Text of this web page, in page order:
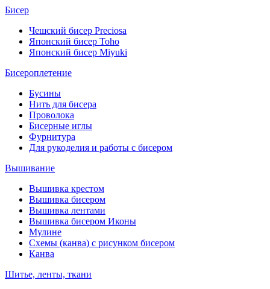
Бисер
Чешский бисер Preciosa
Японский бисер Toho
Японский бисер Miyuki
Бисероплетение
Бусины
Нить для бисера
Проволока
Бисерные иглы
Фурнитура
Для рукоделия и работы с бисером
Вышивание
Вышивка крестом
Вышивка бисером
Вышивка лентами
Вышивка бисером Иконы
Мулине
Схемы (канва) с рисунком бисером
Канва
Шитье, ленты, ткани